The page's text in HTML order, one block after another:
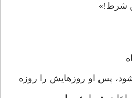
شرط!»
پس او روزهايش را روزه